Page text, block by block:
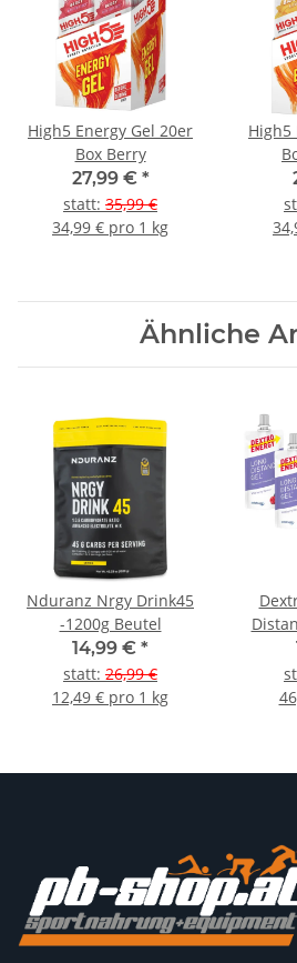
High5 Energy Gel 20er
Box Berry
27,99 € *
statt: 35,99 €
34,99 € pro 1 kg
High5
Ähnliche
Nduranz Nrgy Drink45
-1200g Beutel
14,99 € *
statt: 26,99 €
12,49 € pro 1 kg